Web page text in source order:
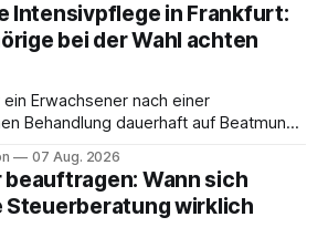
Intensivpflege in Frankfurt:
bei der Wahl achten
Erwachsener nach einer
Behandlung dauerhaft auf Beatmung
sich für Familien eine schwierige
dauerhaft in der Klinik bleiben –
Hause möglich? Die außerklinische
genau diese Alternative: Sie
07 Aug. 2026
Wann sich
wirklich